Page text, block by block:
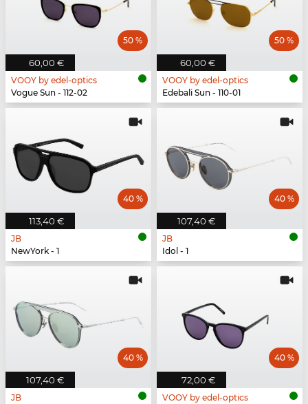
60,00 €
50 %
VOOY by edel-optics
Vogue Sun - 112-02
60,00 €
50 %
VOOY by edel-optics
Edebali Sun - 110-01
113,40 €
40 %
JB
NewYork - 1
107,40 €
40 %
JB
Idol - 1
107,40 €
40 %
JB
72,00 €
40 %
VOOY by edel-optics